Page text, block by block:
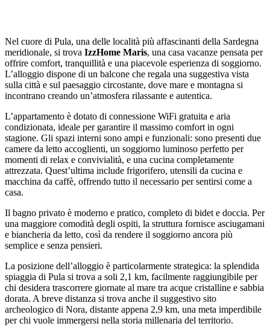
Nel cuore di Pula, una delle località più affascinanti della Sardegna
meridionale, si trova IzzHome Maris, una casa vacanze pensata per
offrire comfort, tranquillità e una piacevole esperienza di soggiorno.
L’alloggio dispone di un balcone che regala una suggestiva vista
sulla città e sul paesaggio circostante, dove mare e montagna si
incontrano creando un’atmosfera rilassante e autentica.
L’appartamento è dotato di connessione WiFi gratuita e aria
condizionata, ideale per garantire il massimo comfort in ogni
stagione. Gli spazi interni sono ampi e funzionali: sono presenti due
camere da letto accoglienti, un soggiorno luminoso perfetto per
momenti di relax e convivialità, e una cucina completamente
attrezzata. Quest’ultima include frigorifero, utensili da cucina e
macchina da caffè, offrendo tutto il necessario per sentirsi come a
casa.
Il bagno privato è moderno e pratico, completo di bidet e doccia. Per
una maggiore comodità degli ospiti, la struttura fornisce asciugamani
e biancheria da letto, così da rendere il soggiorno ancora più
semplice e senza pensieri.
La posizione dell’alloggio è particolarmente strategica: la splendida
spiaggia di Pula si trova a soli 2,1 km, facilmente raggiungibile per
chi desidera trascorrere giornate al mare tra acque cristalline e sabbia
dorata. A breve distanza si trova anche il suggestivo sito
archeologico di Nora, distante appena 2,9 km, una meta imperdibile
per chi vuole immergersi nella storia millenaria del territorio.